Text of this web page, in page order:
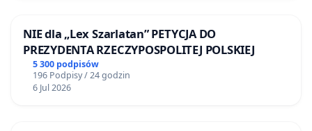
NIE dla „Lex Szarlatan” PETYCJA DO
PREZYDENTA RZECZYPOSPOLITEJ POLSKIEJ
5 300 podpisów
196 Podpisy / 24 godzin
6 Jul 2026